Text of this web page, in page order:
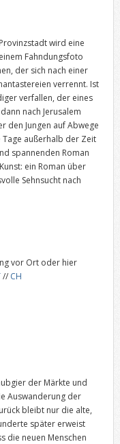
wird eine
Fahndungsfoto
der sich nach einer
verrennt. Ist
verfallen, der eines
nach Jerusalem
den Jungen auf Abwege
Tage außerhalb der Zeit
spannenden Roman
ein Roman über
Sehnsucht nach
vor Ort oder hier
// CH
der Märkte und
Auswanderung der
bleibt nur die alte,
später erweist
die neuen Menschen